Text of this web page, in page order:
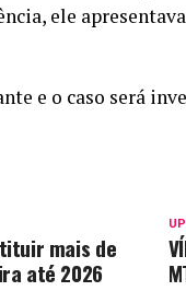
ele
e o caso será
mais de
até 2026